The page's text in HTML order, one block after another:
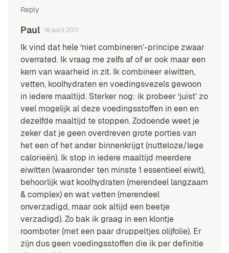
Reply
Paul 16 april 2011
Ik vind dat hele ‘niet combineren’-principe zwaar
overrated. Ik vraag me zelfs af of er ook maar een
kern van waarheid in zit. Ik combineer eiwitten,
vetten, koolhydraten en voedingsvezels gewoon
in iedere maaltijd. Sterker nog: ik probeer ‘juist’ zo
veel mogelijk al deze voedingsstoffen in een en
dezelfde maaltijd te stoppen. Zodoende weet je
zeker dat je geen overdreven grote porties van
het een of het ander binnenkrijgt (nutteloze/lege
calorieën). Ik stop in iedere maaltijd meerdere
eiwitten (waaronder ten minste 1 essentieel eiwit),
behoorlijk wat koolhydraten (merendeel langzaam
& complex) en wat vetten (merendeel
onverzadigd, maar ook altijd een beetje
verzadigd). Zo bak ik graag in een klontje
roomboter (met een paar druppeltjes olijfolie). Er
zijn dus geen voedingsstoffen die ik per definitie